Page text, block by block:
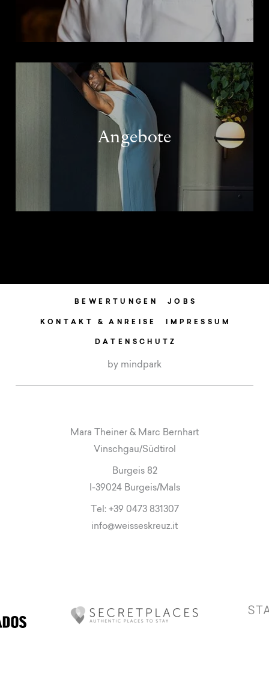
Angebote
by mindpark
BEWERTUNGEN JOBS
KONTAKT & ANREISE IMPRESSUM
DATENSCHUTZ
Mara Theiner & Marc Bernhart
Vinschgau/Südtirol
Burgeis 82
I-39024 Burgeis/Mals
Tel: +39 0473 831307
info@weisseskreuz.it